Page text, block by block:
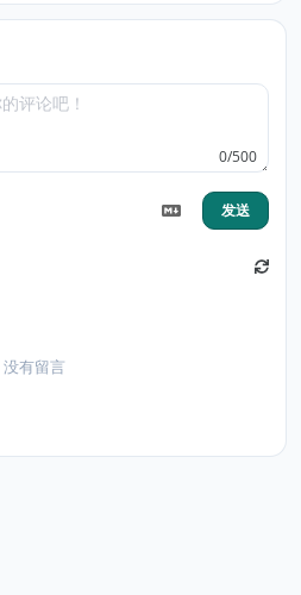
0/500
发送
没有留言